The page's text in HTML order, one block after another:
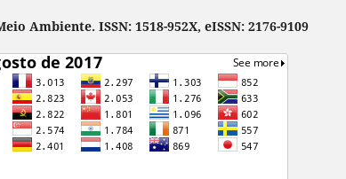
Ambiente. ISSN: 1518-952X, eISSN: 2176-9109